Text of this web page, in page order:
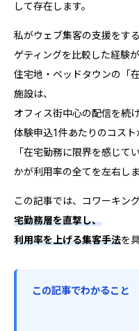
して存在します。
私がウェブ集客の支援をす
ゲティングを比較した経験が
住宅地・ベッドタウンの「
施設は、
オフィス街中心の配信を続
体験申込1件あたりのコスト
「在宅勤務に限界を感じて
かが利用率の全てを左右しま
この記事では、コワーキン
宅勤務層を直撃し、
利用率を上げる集客手法を
この記事でわかること